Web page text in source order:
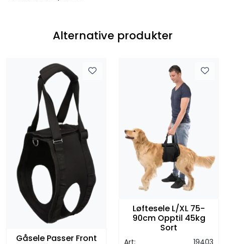
Alternative produkter
Gåsele Passer Front
Løftesele L/XL 75-
90cm Opptil 45kg
Sort
Art: 19403